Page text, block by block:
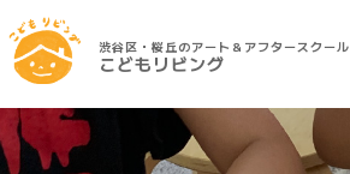
渋谷区・桜丘のアート＆アフタースクール
こどもリビング